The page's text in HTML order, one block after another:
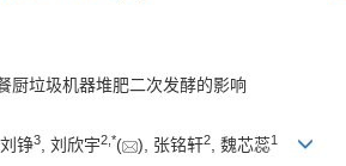
厨垃圾机器堆肥二次发酵的影响
铮3, 刘欣宇2 *( ), 张铭轩2, 魏芯蕊1